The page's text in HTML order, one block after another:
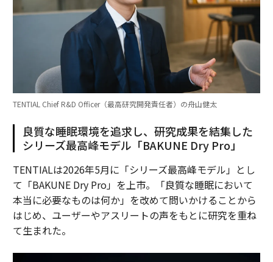
TENTIAL Chief R&D Officer（最高研究開発責任者）の舟山健太
良質な睡眠環境を追求し、研究成果を結集した
シリーズ最高峰モデル「BAKUNE Dry Pro」
TENTIALは2026年5月に「シリーズ最高峰モデル」とし
て「BAKUNE Dry Pro」を上市。「良質な睡眠において
本当に必要なものは何か」を改めて問いかけることから
はじめ、ユーザーやアスリートの声をもとに研究を重ね
て生まれた。